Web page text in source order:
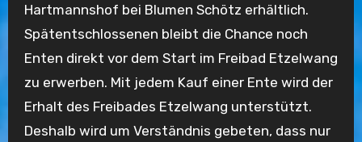
Hartmannshof bei Blumen Schötz erhältlich.
Spätentschlossenen bleibt die Chance noch
Enten direkt vor dem Start im Freibad Etzelwang
zu erwerben. Mit jedem Kauf einer Ente wird der
Erhalt des Freibades Etzelwang unterstützt.
Deshalb wird um Verständnis gebeten, dass nur